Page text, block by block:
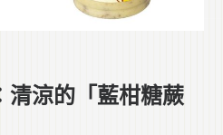
清涼的「藍柑糖蕨